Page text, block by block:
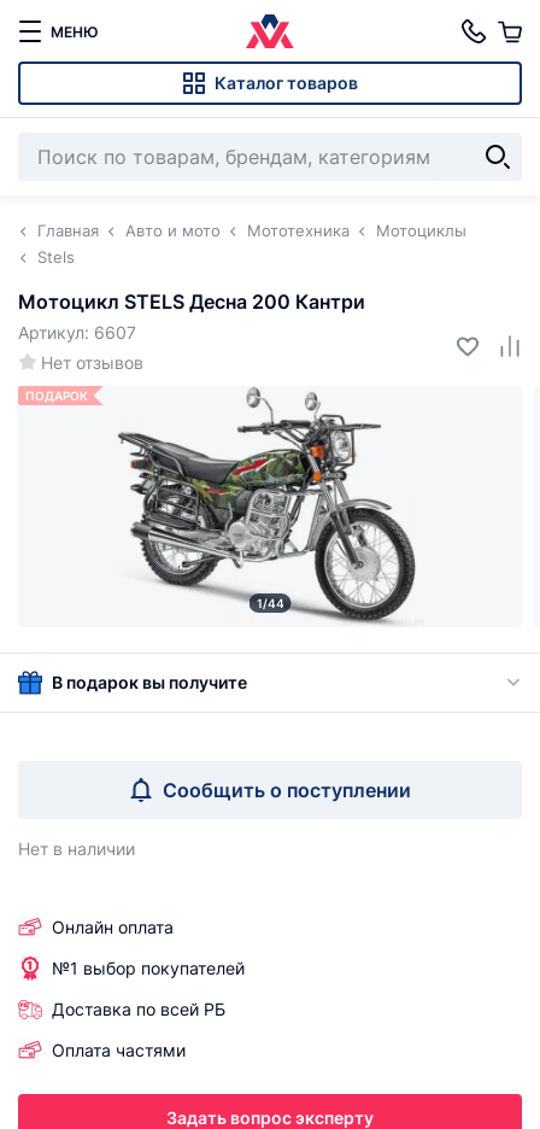
МЕНЮ
Каталог товаров
Главная Авто и мото Мототехника
Мотоциклы
Stels
Мотоцикл STELS Десна 200 Кантри
Нет отзывов
Артикул: 6607
ПОДАРОК
1/44
В подарок вы получите
Сообщить о поступлении
Нет в наличии
Онлайн оплата
№1 выбор покупателей
Доставка по всей РБ
Оплата частями
Задать вопрос эксперту